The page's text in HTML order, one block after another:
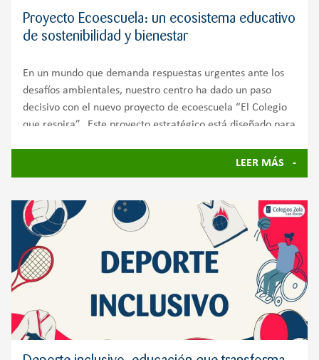
Proyecto Ecoescuela: un ecosistema educativo
de sostenibilidad y bienestar
En un mundo que demanda respuestas urgentes ante los
desafíos ambientales, nuestro centro ha dado un paso
decisivo con el nuevo proyecto de ecoescuela “El Colegio
que respira”. Este proyecto estratégico está diseñado para
LEER MÁS